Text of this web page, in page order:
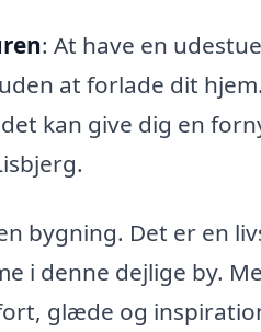
: At have en
at forlade dit
kan give dig en
bygning. Det er en
i denne dejlige by.
glæde og